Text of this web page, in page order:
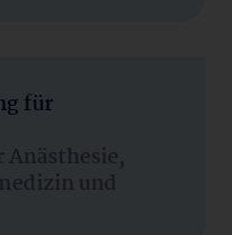
für
und